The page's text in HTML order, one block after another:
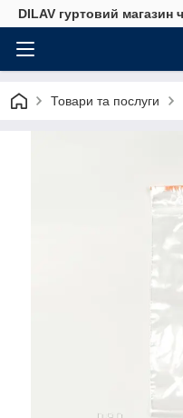
DILAV гуртовий магазин
Товари та послуги